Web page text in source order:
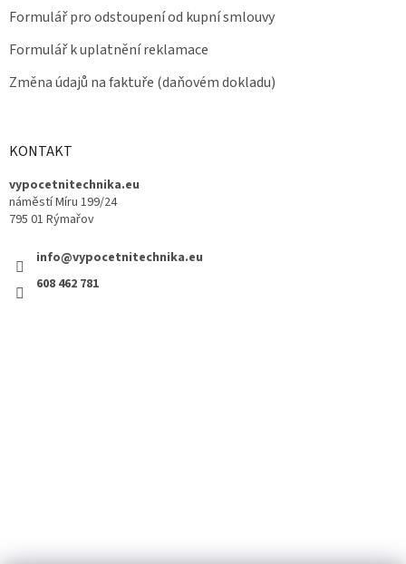
Formulář pro odstoupení od kupní smlouvy
Formulář k uplatnění reklamace
Změna údajů na faktuře (daňovém dokladu)
KONTAKT
vypocetnitechnika.eu
náměstí Míru 199/24
795 01 Rýmařov
info@vypocetnitechnika.eu
608 462 781